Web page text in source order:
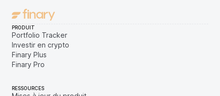
PRODUIT
Portfolio Tracker
Investir en crypto
Finary Plus
Finary Pro
RESSOURCES